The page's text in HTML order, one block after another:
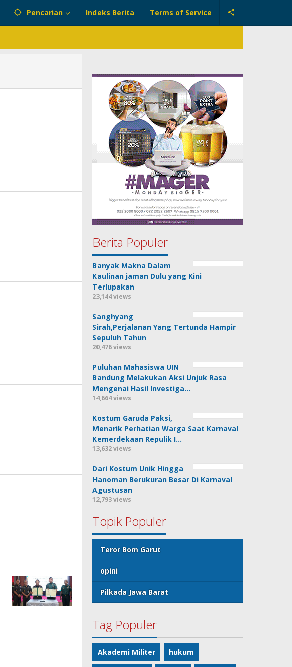
Pencarian Indeks Berita Terms of Service
Berita Populer
Banyak Makna Dalam
Kaulinan jaman Dulu yang Kini
Terlupakan
23,144 views
Sanghyang
Sirah,Perjalanan Yang Tertunda Hampir
Sepuluh Tahun
20,476 views
Puluhan Mahasiswa UIN
Bandung Melakukan Aksi Unjuk Rasa
Mengenai Hasil Investiga…
14,664 views
Kostum Garuda Paksi,
Menarik Perhatian Warga Saat Karnaval
Kemerdekaan Repulik I…
13,632 views
Dari Kostum Unik Hingga
Hanoman Berukuran Besar Di Karnaval
Agustusan
12,793 views
Topik Populer
Teror Bom Garut
opini
Pilkada Jawa Barat
Tag Populer
Akademi Militer hukum